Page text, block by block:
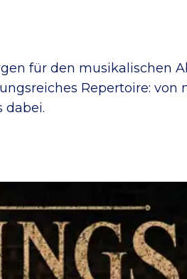
für den musikalischen
Repertoire:
dabei.